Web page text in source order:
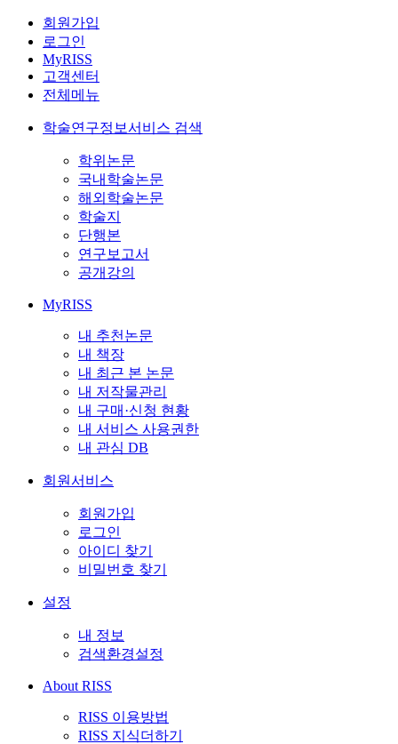
회원가입
로그인
MyRISS
고객센터
전체메뉴
학술연구정보서비스 검색
학위논문
국내학술논문
해외학술논문
학술지
단행본
연구보고서
공개강의
MyRISS
내 추천논문
내 책장
내 최근 본 논문
내 저작물관리
내 구매·신청 현황
내 서비스 사용권한
내 관심 DB
회원서비스
회원가입
로그인
아이디 찾기
비밀번호 찾기
설정
내 정보
검색환경설정
About RISS
RISS 이용방법
RISS 지식더하기